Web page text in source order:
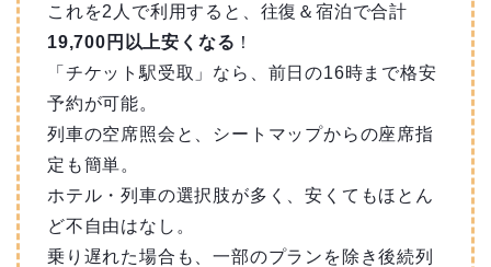
これを2人で利用すると、往復＆宿泊で合計
19,700円以上安くなる ！
「チケット駅受取」なら、前日の16時まで格安
予約が可能。
列車の空席照会と、シートマップからの座席指
定も簡単。
ホテル・列車の選択肢が多く、安くてもほとん
ど不自由はなし。
乗り遅れた場合も、一部のプランを除き後続列